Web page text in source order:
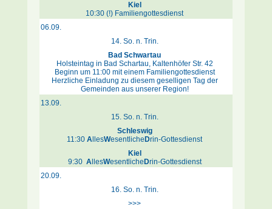
Kiel
10:30 (!) Familiengottesdienst
06.09.
14. So. n. Trin.
Bad Schwartau
Holsteintag in Bad Schartau, Kaltenhöfer Str. 42
Beginn um 11:00 mit einem Familiengottesdienst
Herzliche Einladung zu diesem geselligen Tag der
Gemeinden aus unserer Region!
13.09.
15. So. n. Trin.
Schleswig
11:30 A llesWesentliche Drin-Gottesdienst
Kiel
9:30 AllesWesentliche Drin-Gottesdienst
20.09.
16. So. n. Trin.
>>>